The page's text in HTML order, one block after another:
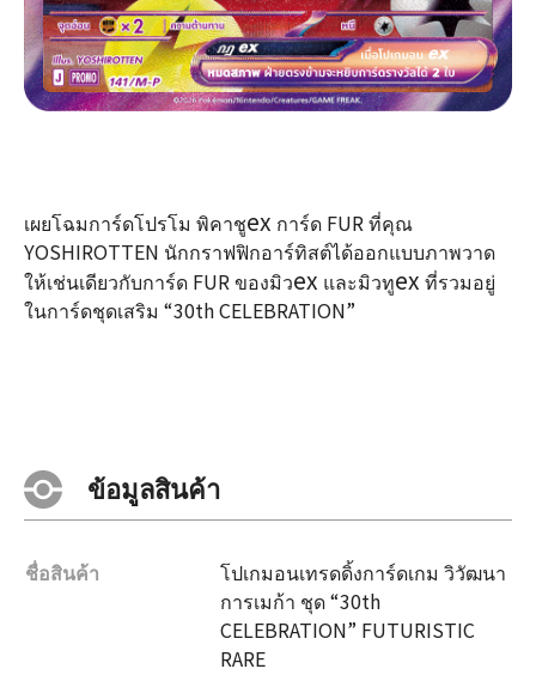
เผยโฉมการ์ดโปรโม พิคาชูex การ์ด FUR ที่คุณ
YOSHIROTTEN นักกราฟฟิกอาร์ทิสต์ได้ออกแบบภาพวาด
ให้เช่นเดียวกับการ์ด FUR ของมิวex และมิวทูex ที่รวมอยู่
ในการ์ดชุดเสริม “30th CELEBRATION”
ข้อมูลสินค้า
ชื่อสินค้า
โปเกมอนเทรดดิ้งการ์ดเกม วิวัฒนา
การเมก้า ชุด “30th
CELEBRATION” FUTURISTIC
RARE